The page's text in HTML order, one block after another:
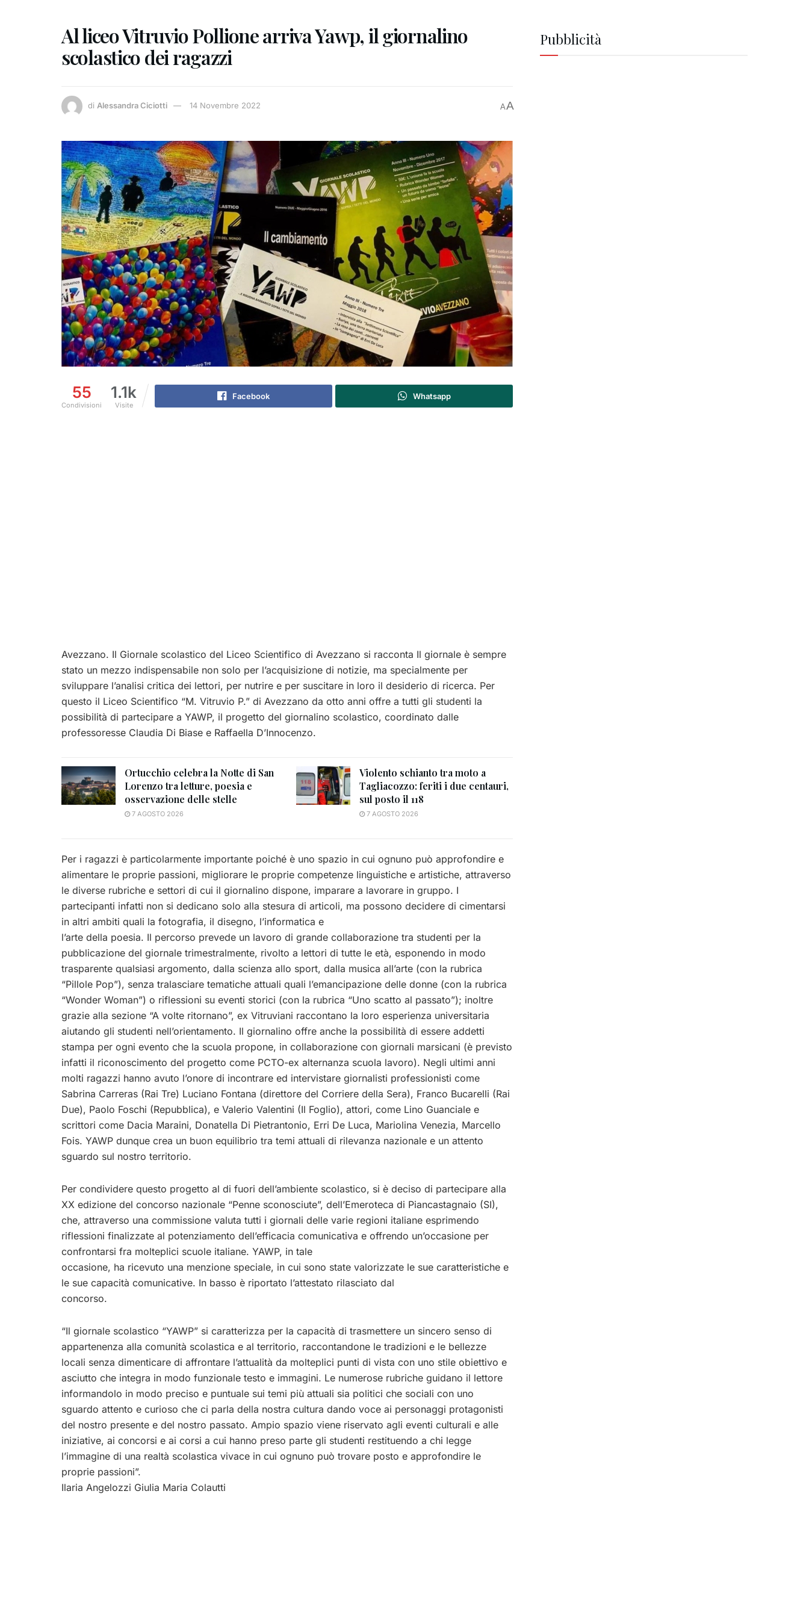
Al liceo Vitruvio Pollione arriva Yawp, il giornalino
scolastico dei ragazzi
di Alessandra Ciciotti 14 Novembre 2022 AA
55
Condivisioni
1.1k
Visite
Facebook Whatsapp
Avezzano. Il Giornale scolastico del Liceo Scientifico di Avezzano si racconta Il giornale è sempre
stato un mezzo indispensabile non solo per l’acquisizione di notizie, ma specialmente per
sviluppare l’analisi critica dei lettori, per nutrire e per suscitare in loro il desiderio di ricerca. Per
questo il Liceo Scientifico “M. Vitruvio P.” di Avezzano da otto anni offre a tutti gli studenti la
possibilità di partecipare a YAWP, il progetto del giornalino scolastico, coordinato dalle
professoresse Claudia Di Biase e Raffaella D’Innocenzo.
Ortucchio celebra la Notte di San
Lorenzo tra letture, poesia e
osservazione delle stelle
7 AGOSTO 2026
Violento schianto tra moto a
Tagliacozzo: feriti i due centauri,
sul posto il 118
7 AGOSTO 2026
Per i ragazzi è particolarmente importante poiché è uno spazio in cui ognuno può approfondire e
alimentare le proprie passioni, migliorare le proprie competenze linguistiche e artistiche, attraverso
le diverse rubriche e settori di cui il giornalino dispone, imparare a lavorare in gruppo. I
partecipanti infatti non si dedicano solo alla stesura di articoli, ma possono decidere di cimentarsi
in altri ambiti quali la fotografia, il disegno, l’informatica e
l’arte della poesia. Il percorso prevede un lavoro di grande collaborazione tra studenti per la
pubblicazione del giornale trimestralmente, rivolto a lettori di tutte le età, esponendo in modo
trasparente qualsiasi argomento, dalla scienza allo sport, dalla musica all’arte (con la rubrica
“Pillole Pop”), senza tralasciare tematiche attuali quali l’emancipazione delle donne (con la rubrica
“Wonder Woman”) o riflessioni su eventi storici (con la rubrica “Uno scatto al passato”); inoltre
grazie alla sezione “A volte ritornano”, ex Vitruviani raccontano la loro esperienza universitaria
aiutando gli studenti nell’orientamento. Il giornalino offre anche la possibilità di essere addetti
stampa per ogni evento che la scuola propone, in collaborazione con giornali marsicani (è previsto
infatti il riconoscimento del progetto come PCTO-ex alternanza scuola lavoro). Negli ultimi anni
molti ragazzi hanno avuto l’onore di incontrare ed intervistare giornalisti professionisti come
Sabrina Carreras (Rai Tre) Luciano Fontana (direttore del Corriere della Sera), Franco Bucarelli (Rai
Due), Paolo Foschi (Repubblica), e Valerio Valentini (Il Foglio), attori, come Lino Guanciale e
scrittori come Dacia Maraini, Donatella Di Pietrantonio, Erri De Luca, Mariolina Venezia, Marcello
Fois. YAWP dunque crea un buon equilibrio tra temi attuali di rilevanza nazionale e un attento
sguardo sul nostro territorio.
Per condividere questo progetto al di fuori dell’ambiente scolastico, si è deciso di partecipare alla
XX edizione del concorso nazionale “Penne sconosciute”, dell’Emeroteca di Piancastagnaio (SI),
che, attraverso una commissione valuta tutti i giornali delle varie regioni italiane esprimendo
riflessioni finalizzate al potenziamento dell’efficacia comunicativa e offrendo un’occasione per
confrontarsi fra molteplici scuole italiane. YAWP, in tale
occasione, ha ricevuto una menzione speciale, in cui sono state valorizzate le sue caratteristiche e
le sue capacità comunicative. In basso è riportato l’attestato rilasciato dal
concorso.
“Il giornale scolastico “YAWP” si caratterizza per la capacità di trasmettere un sincero senso di
appartenenza alla comunità scolastica e al territorio, raccontandone le tradizioni e le bellezze
locali senza dimenticare di affrontare l’attualità da molteplici punti di vista con uno stile obiettivo e
asciutto che integra in modo funzionale testo e immagini. Le numerose rubriche guidano il lettore
informandolo in modo preciso e puntuale sui temi più attuali sia politici che sociali con uno
sguardo attento e curioso che ci parla della nostra cultura dando voce ai personaggi protagonisti
del nostro presente e del nostro passato. Ampio spazio viene riservato agli eventi culturali e alle
iniziative, ai concorsi e ai corsi a cui hanno preso parte gli studenti restituendo a chi legge
l’immagine di una realtà scolastica vivace in cui ognuno può trovare posto e approfondire le
proprie passioni”.
Ilaria Angelozzi Giulia Maria Colautti
Pubblicità